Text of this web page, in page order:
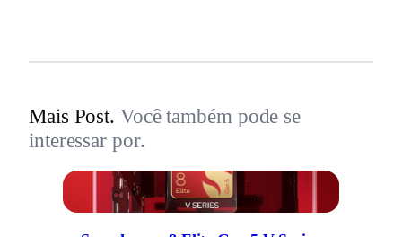
Mais Post. Você também pode se
interessar por.